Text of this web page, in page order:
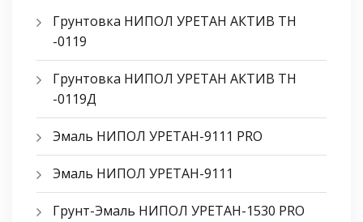
Грунтовка НИПОЛ УРЕТАН АКТИВ ТН
-0119
Грунтовка НИПОЛ УРЕТАН АКТИВ ТН
-0119Д
Эмаль НИПОЛ УРЕТАН-9111 PRO
Эмаль НИПОЛ УРЕТАН-9111
Грунт-Эмаль НИПОЛ УРЕТАН-1530 PRO